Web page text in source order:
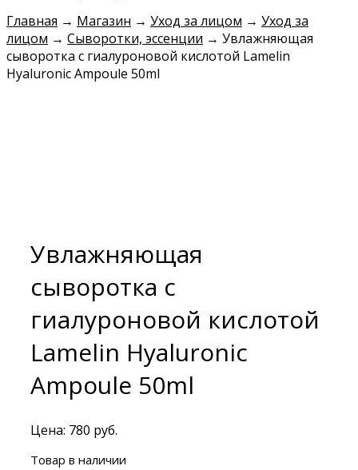
Главная → Магазин → Уход за лицом → Уход за
лицом → Сыворотки, эссенции → Увлажняющая
сыворотка с гиалуроновой кислотой Lamelin
Hyaluronic Ampoule 50ml
Увлажняющая
сыворотка с
гиалуроновой кислотой
Lamelin Hyaluronic
Ampoule 50ml
Цена: 780 руб.
Товар в наличии